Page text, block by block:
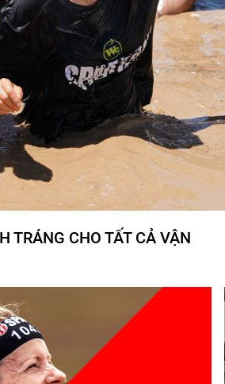
TRÁNG CHO TẤT CẢ VẬN